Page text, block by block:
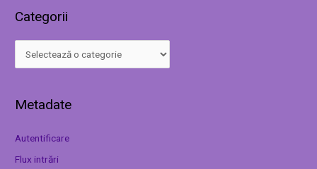
Categorii
Metadate
Autentificare
Flux intrări